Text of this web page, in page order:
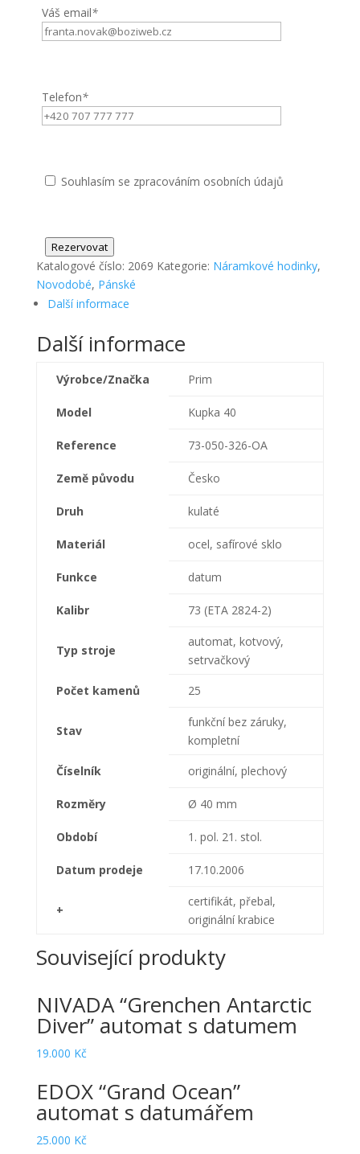
Váš email*
Telefon*
Souhlasím se zpracováním osobních údajů
Rezervovat
Katalogové číslo: 2069 Kategorie: Náramkové hodinky,
Novodobé, Pánské
Další informace
Další informace
Výrobce/Značka Prim
Model Kupka 40
Reference 73-050-326-OA
Země původu Česko
Druh kulaté
Materiál ocel, safírové sklo
Funkce datum
Kalibr 73 (ETA 2824-2)
Typ stroje
automat, kotvový,
setrvačkový
Počet kamenů
25
Stav
funkční bez záruky,
kompletní
Číselník
originální, plechový
Rozměry Ø 40 mm
Období 1. pol. 21. stol.
Datum prodeje 17.10.2006
+
certifikát, přebal,
originální krabice
Související produkty
NIVADA “Grenchen Antarctic
Diver” automat s datumem
19.000 Kč
EDOX “Grand Ocean”
automat s datumářem
25.000 Kč